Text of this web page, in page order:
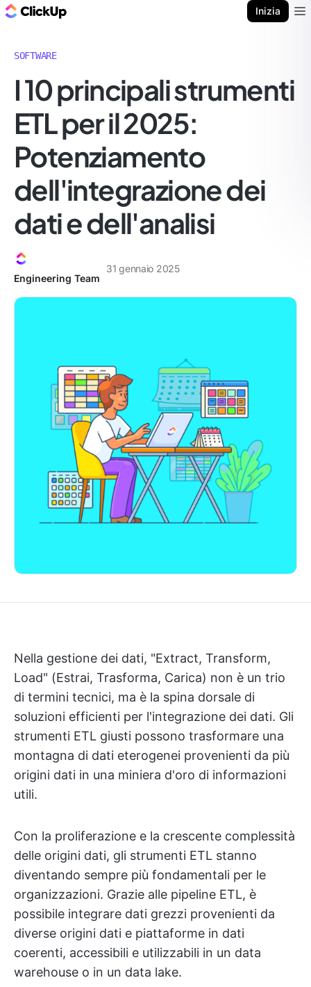
Inizia
SOFTWARE
I 10 principali strumenti
ETL per il 2025:
Potenziamento
dell'integrazione dei
dati e dell'analisi
Engineering Team
31 gennaio 2025
Nella gestione dei dati, "Extract, Transform,
Load" (Estrai, Trasforma, Carica) non è un trio
di termini tecnici, ma è la spina dorsale di
soluzioni efficienti per l'integrazione dei dati. Gli
strumenti ETL giusti possono trasformare una
montagna di dati eterogenei provenienti da più
origini dati in una miniera d'oro di informazioni
utili.
Con la proliferazione e la crescente complessità
delle origini dati, gli strumenti ETL stanno
diventando sempre più fondamentali per le
organizzazioni. Grazie alle pipeline ETL, è
possibile integrare dati grezzi provenienti da
diverse origini dati e piattaforme in dati
coerenti, accessibili e utilizzabili in un data
warehouse o in un data lake.